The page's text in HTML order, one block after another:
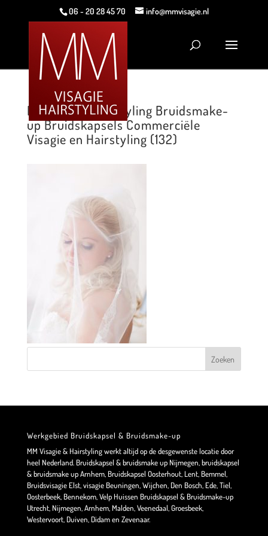
06 - 20 28 45 70 info@mmvisagie.nl
MM Visagie Hairstyling Bruidsmake-
up Bruidskapsels Commerciële
Visagie en Hairstyling (132)
Werkgebied Bruidskapsel & Bruidsmake-up
MM Visagie & Hairstyling werkt altijd op de desgewenste locatie door
heel Nederland. Bruidskapsel & bruidsmake up Nijmegen, bruidskapsel
& bruidsmake up Arnhem, Bruidskapsel Oosterhout, Lent, Bemmel,
Bruidsvisagie Elst, visagie Beuningen, Wijchen, Den Bosch, Ede, Tiel,
Oosterbeek, Bennekom, Velp Huissen Bruidskapsel & Bruidsmake-up
Utrecht, Nijmegen, Arnhem, Malden, Veenedaal, Groesbeek,
Westervoort, Duiven, Didam en Zevenaar.